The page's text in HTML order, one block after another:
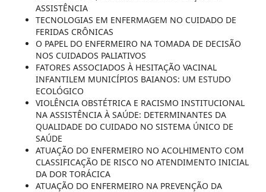
ASSISTÊNCIA
TECNOLOGIAS EM ENFERMAGEM NO CUIDADO DE
FERIDAS CRÔNICAS
O PAPEL DO ENFERMEIRO NA TOMADA DE DECISÃO
NOS CUIDADOS PALIATIVOS
FATORES ASSOCIADOS À HESITAÇÃO VACINAL
INFANTILEM MUNICÍPIOS BAIANOS: UM ESTUDO
ECOLÓGICO
VIOLÊNCIA OBSTÉTRICA E RACISMO INSTITUCIONAL
NA ASSISTÊNCIA À SAÚDE: DETERMINANTES DA
QUALIDADE DO CUIDADO NO SISTEMA ÚNICO DE
SAÚDE
ATUAÇÃO DO ENFERMEIRO NO ACOLHIMENTO COM
CLASSIFICAÇÃO DE RISCO NO ATENDIMENTO INICIAL
DA DOR TORÁCICA
ATUAÇÃO DO ENFERMEIRO NA PREVENÇÃO DA